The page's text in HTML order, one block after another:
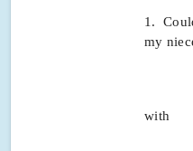
1.
my
A.